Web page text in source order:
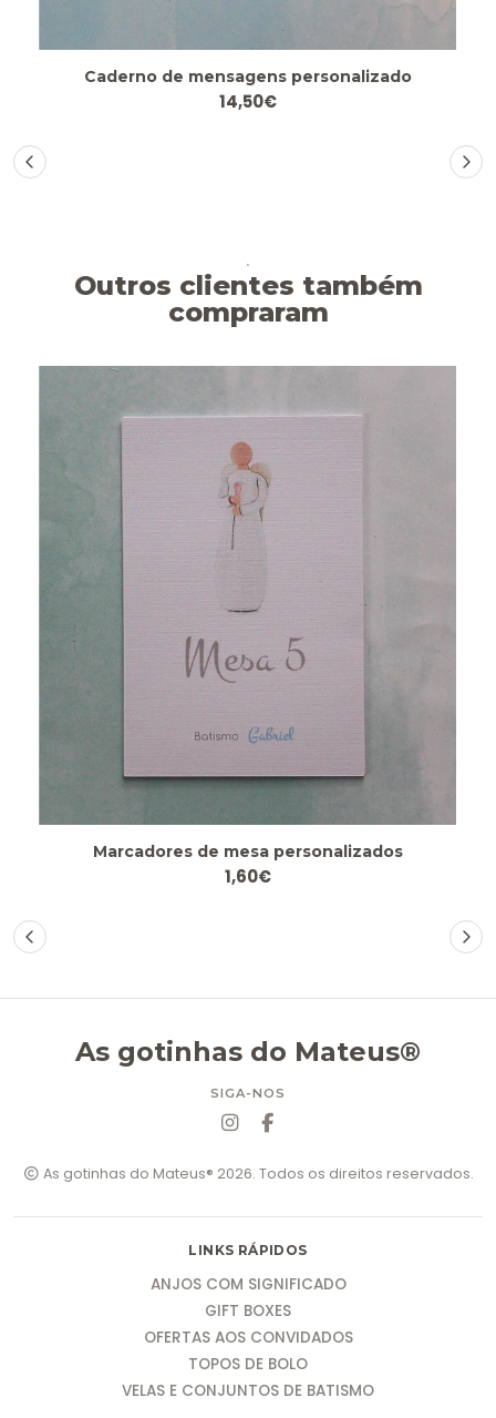
Caderno de mensagens personalizado
14,50€
.
Outros clientes também
compraram
Marcadores de mesa personalizados
1,60€
As gotinhas do Mateus®
SIGA-NOS
As gotinhas do Mateus® 2026. Todos os direitos reservados.
LINKS RÁPIDOS
ANJOS COM SIGNIFICADO
GIFT BOXES
OFERTAS AOS CONVIDADOS
TOPOS DE BOLO
VELAS E CONJUNTOS DE BATISMO